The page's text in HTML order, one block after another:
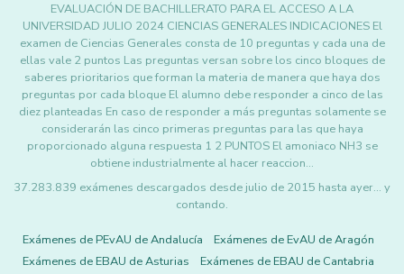
EVALUACIÓN DE BACHILLERATO PARA EL ACCESO A LA
UNIVERSIDAD JULIO 2024 CIENCIAS GENERALES INDICACIONES El
examen de Ciencias Generales consta de 10 preguntas y cada una de
ellas vale 2 puntos Las preguntas versan sobre los cinco bloques de
saberes prioritarios que forman la materia de manera que haya dos
preguntas por cada bloque El alumno debe responder a cinco de las
diez planteadas En caso de responder a más preguntas solamente se
considerarán las cinco primeras preguntas para las que haya
proporcionado alguna respuesta 1 2 PUNTOS El amoniaco NH3 se
obtiene industrialmente al hacer reaccion…
37.283.839 exámenes descargados desde julio de 2015 hasta ayer... y
contando.
Exámenes de PEvAU de Andalucía
Exámenes de EvAU de Aragón
Exámenes de EBAU de Asturias
Exámenes de EBAU de Cantabria